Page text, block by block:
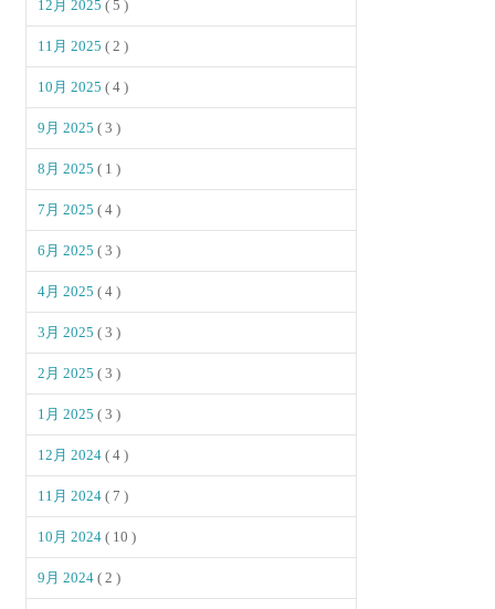
12月 2025( 5 )
11月 2025( 2 )
10月 2025( 4 )
9月 2025( 3 )
8月 2025( 1 )
7月 2025( 4 )
6月 2025( 3 )
4月 2025( 4 )
3月 2025( 3 )
2月 2025( 3 )
1月 2025( 3 )
12月 2024( 4 )
11月 2024( 7 )
10月 2024( 10 )
9月 2024( 2 )